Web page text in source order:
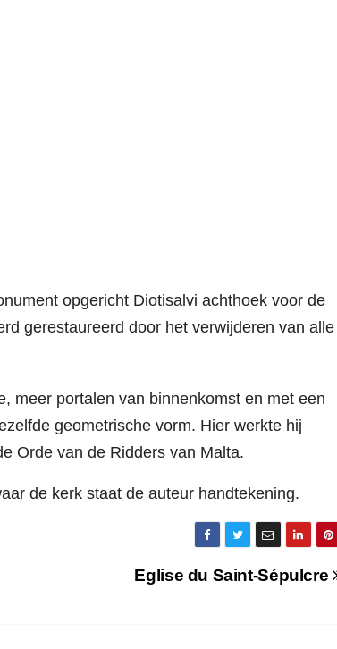
opgericht Diotisalvi achthoek voor de
gerestaureerd door het verwijderen van alle
meer portalen van binnenkomst en met een
geometrische vorm. Hier werkte hij
Orde van de Ridders van Malta.
de kerk staat de auteur handtekening.
Eglise du Saint-Sépulcre